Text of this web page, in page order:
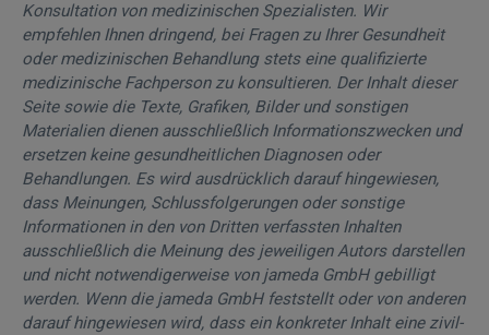
Konsultation von medizinischen Spezialisten. Wir
empfehlen Ihnen dringend, bei Fragen zu Ihrer Gesundheit
oder medizinischen Behandlung stets eine qualifizierte
medizinische Fachperson zu konsultieren. Der Inhalt dieser
Seite sowie die Texte, Grafiken, Bilder und sonstigen
Materialien dienen ausschließlich Informationszwecken und
ersetzen keine gesundheitlichen Diagnosen oder
Behandlungen. Es wird ausdrücklich darauf hingewiesen,
dass Meinungen, Schlussfolgerungen oder sonstige
Informationen in den von Dritten verfassten Inhalten
ausschließlich die Meinung des jeweiligen Autors darstellen
und nicht notwendigerweise von jameda GmbH gebilligt
werden. Wenn die jameda GmbH feststellt oder von anderen
darauf hingewiesen wird, dass ein konkreter Inhalt eine zivil-